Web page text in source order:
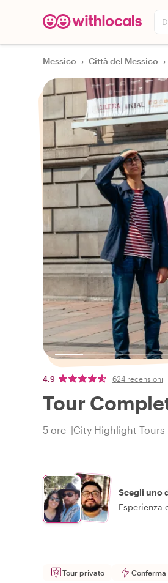
Messico › Città del Messico ›
4,9 624 recensioni
Tour
5 ore City Highlight Tours
Scegli uno
Esperienza
Tour privato Conferma